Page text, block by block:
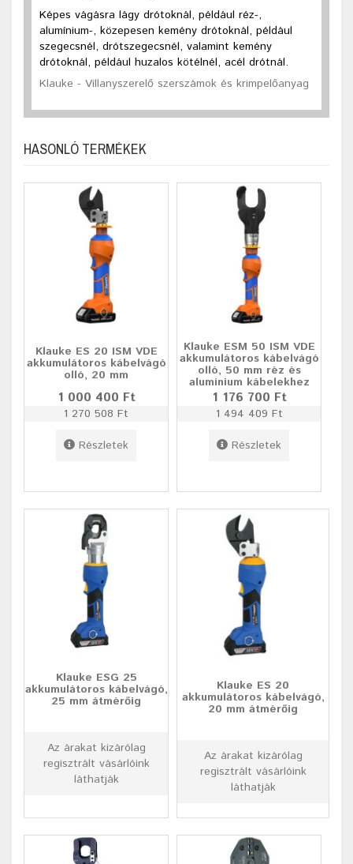
Képes vágásra lágy drótoknál, például réz-,
alumínium-, közepesen kemény drótoknál, például
szegecsnél, drótszegecsnél, valamint kemény
drótoknál, például huzalos kötélnél, acél drótnál.
Klauke - Villanyszerelő szerszámok és krimpelőanyag
HASONLÓ TERMÉKEK
Klauke ES 20 ISM VDE
akkumulátoros kábelvágó
olló, 20 mm
1 000 400 Ft
1 270 508 Ft
Részletek
Klauke ESM 50 ISM VDE
akkumulátoros kábelvágó
olló, 50 mm réz és
alumínium kábelekhez
1 176 700 Ft
1 494 409 Ft
Részletek
Klauke ESG 25
akkumulátoros kábelvágó,
25 mm átmérőig
Az árakat kizárólag
regisztrált vásárlóink
láthatják
Klauke ES 20
akkumulátoros kábelvágó,
20 mm átmérőig
Az árakat kizárólag
regisztrált vásárlóink
láthatják